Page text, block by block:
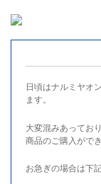
日頃はナルミヤオ
ます。
大変混みあってお
商品のご購入がで
お急ぎの場合は下